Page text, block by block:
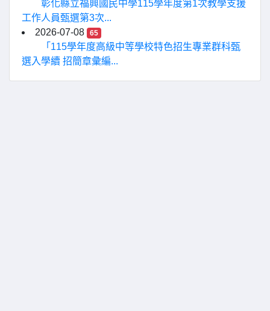
彰化縣立福興國民中學115學年度第1次教學支援
工作人員甄選第3次...
2026-07-08
65
「115學年度高級中等學校特色招生專業群科甄
選入學續 招簡章彙編...